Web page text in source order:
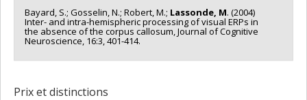
Bayard, S.; Gosselin, N.; Robert, M.; Lassonde, M. (2004)
Inter- and intra-hemispheric processing of visual ERPs in
the absence of the corpus callosum, Journal of Cognitive
Neuroscience, 16:3, 401-414.
Prix et distinctions